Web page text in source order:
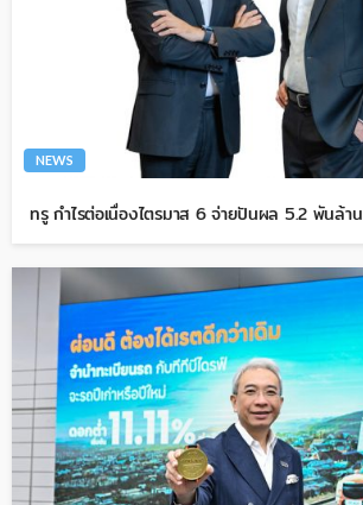
NEWS
ทรู กำไรต่อเนื่องไตรมาส 6 จ่ายปันผล 5.2 พันล้าน